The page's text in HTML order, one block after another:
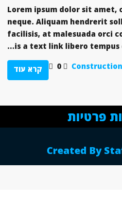
Lorem ipsum dolor sit amet,
neque. Aliquam hendrerit
facilisis, at malesuada orci
is a text link libero tempus
Construction
0 קרא עוד
פרטיות
Created By